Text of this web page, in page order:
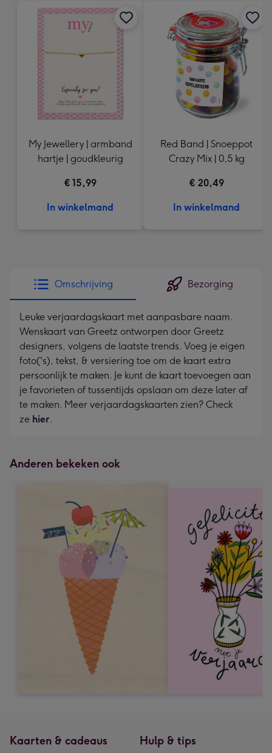
166
mm
My Jewellery | armband
hartje | goudkleurig
€ 15,99
In winkelmand
Red Band | Snoeppot
Crazy Mix | 0,5 kg
€ 20,49
In winkelmand
Omschrijving Bezorging
Leuke verjaardagskaart met aanpasbare naam.
Wenskaart van Greetz ontworpen door Greetz
designers, volgens de laatste trends. Voeg je eigen
foto('s), tekst, & versiering toe om de kaart extra
persoonlijk te maken. Je kunt de kaart toevoegen aan
je favorieten of tussentijds opslaan om deze later af
te maken. Meer verjaardagskaarten zien? Check
ze hier.
Anderen bekeken ook
Kaarten & cadeaus Hulp & tips